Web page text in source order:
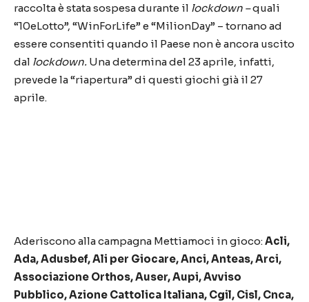
raccolta è stata sospesa durante il lockdown –quali
“10eLotto”, “WinForLife” e “MilionDay” – tornano ad
essere consentiti quando il Paese non è ancora uscito
dal lockdown. Una determina del 23 aprile, infatti,
prevede la “riapertura” di questi giochi già il 27
aprile.
Aderiscono alla campagna Mettiamoci in gioco:Acli,
Ada, Adusbef, Ali per Giocare, Anci, Anteas, Arci,
Associazione Orthos, Auser, Aupi, Avviso
Pubblico, Azione Cattolica Italiana, Cgil, Cisl, Cnca,